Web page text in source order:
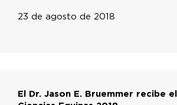
23 de agosto de 2018
El Dr. Jason E. Bruemmer recibe